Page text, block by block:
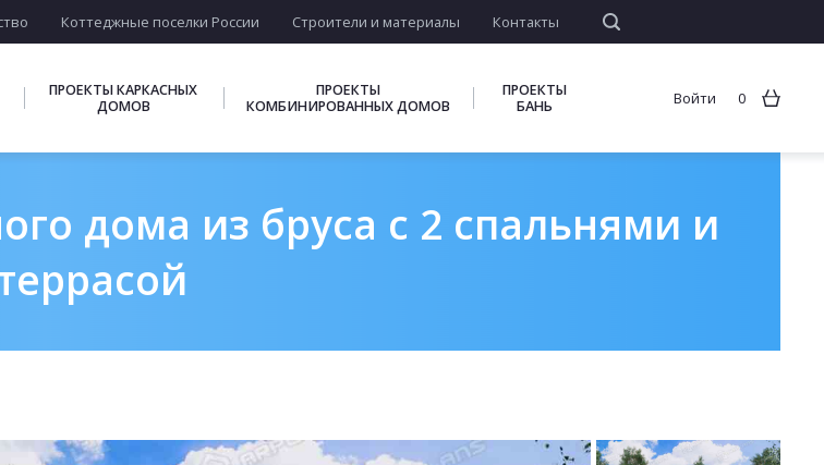
Коттеджные поселки России Строители и материалы Контакты
ПРОЕКТЫ КАРКАСНЫХ
ДОМОВ
ПРОЕКТЫ
КОМБИНИРОВАННЫХ ДОМОВ
ПРОЕКТЫ
БАНЬ
Войти 0
дома из бруса с 2 спальнями и